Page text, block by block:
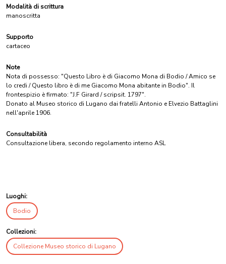
Modalità di scrittura
manoscritta
Supporto
cartaceo
Note
Nota di possesso: "Questo Libro è di Giacomo Mona di Bodio / Amico se
lo credi / Questo libro è di me Giacomo Mona abitante in Bodio". Il
frontespizio è firmato: "J.F Girard / scripsit. 1797".
Donato al Museo storico di Lugano dai fratelli Antonio e Elvezio Battaglini
nell'aprile 1906.
Consultabilità
Consultazione libera, secondo regolamento interno ASL
Luoghi:
Bodio
Collezioni:
Collezione Museo storico di Lugano